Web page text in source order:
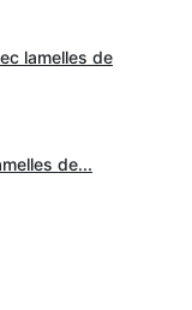
lamelles de